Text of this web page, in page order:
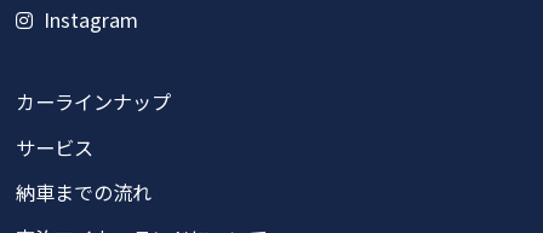
Instagram
カーラインナップ
サービス
納車までの流れ